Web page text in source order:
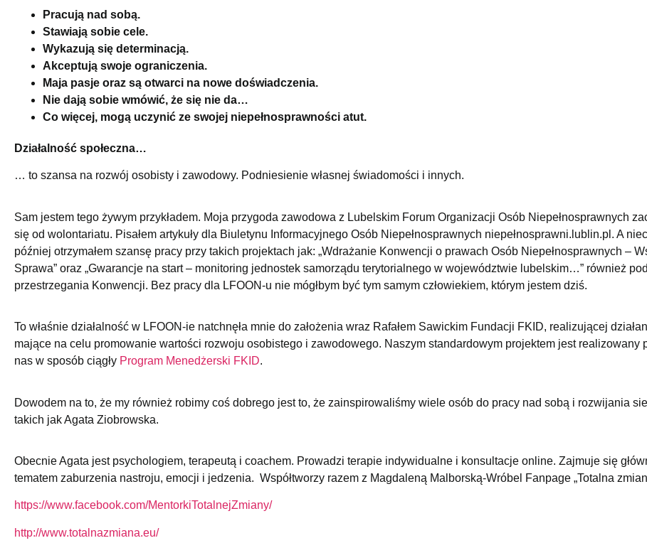
Pracują nad sobą.
Stawiają sobie cele.
Wykazują się determinacją.
Akceptują swoje ograniczenia.
Maja pasje oraz są otwarci na nowe doświadczenia.
Nie dają sobie wmówić, że się nie da…
Co więcej, mogą uczynić ze swojej niepełnosprawności atut.
Działalność społeczna…
… to szansa na rozwój osobisty i zawodowy. Podniesienie własnej świadomości i innych.
Sam jestem tego żywym przykładem. Moja przygoda zawodowa z Lubelskim Forum Organizacji Osób Niepełnosprawnych
się od wolontariatu. Pisałem artykuły dla Biuletynu Informacyjnego Osób Niepełnosprawnych niepełnosprawni.lublin.pl. A
później otrzymałem szansę pracy przy takich projektach jak: „Wdrażanie Konwencji o prawach Osób Niepełnosprawnych –
Sprawa” oraz „Gwarancje na start – monitoring jednostek samorządu terytorialnego w województwie lubelskim…” również
przestrzegania Konwencji. Bez pracy dla LFOON-u nie mógłbym być tym samym człowiekiem, którym jestem dziś.
To właśnie działalność w LFOON-ie natchnęła mnie do założenia wraz Rafałem Sawickim Fundacji FKID, realizującej
mające na celu promowanie wartości rozwoju osobistego i zawodowego. Naszym standardowym projektem jest realizowany
nas w sposób ciągły Program Menedżerski FKID.
Dowodem na to, że my również robimy coś dobrego jest to, że zainspirowaliśmy wiele osób do pracy nad sobą i rozwijania
takich jak Agata Ziobrowska.
Obecnie Agata jest psychologiem, terapeutą i coachem. Prowadzi terapie indywidualne i konsultacje online. Zajmuje się
tematem zaburzenia nastroju, emocji i jedzenia. Współtworzy razem z Magdaleną Malborską-Wróbel Fanpage „Totalna
https://www.facebook.com/MentorkiTotalnejZmiany/
http://www.totalnazmiana.eu/